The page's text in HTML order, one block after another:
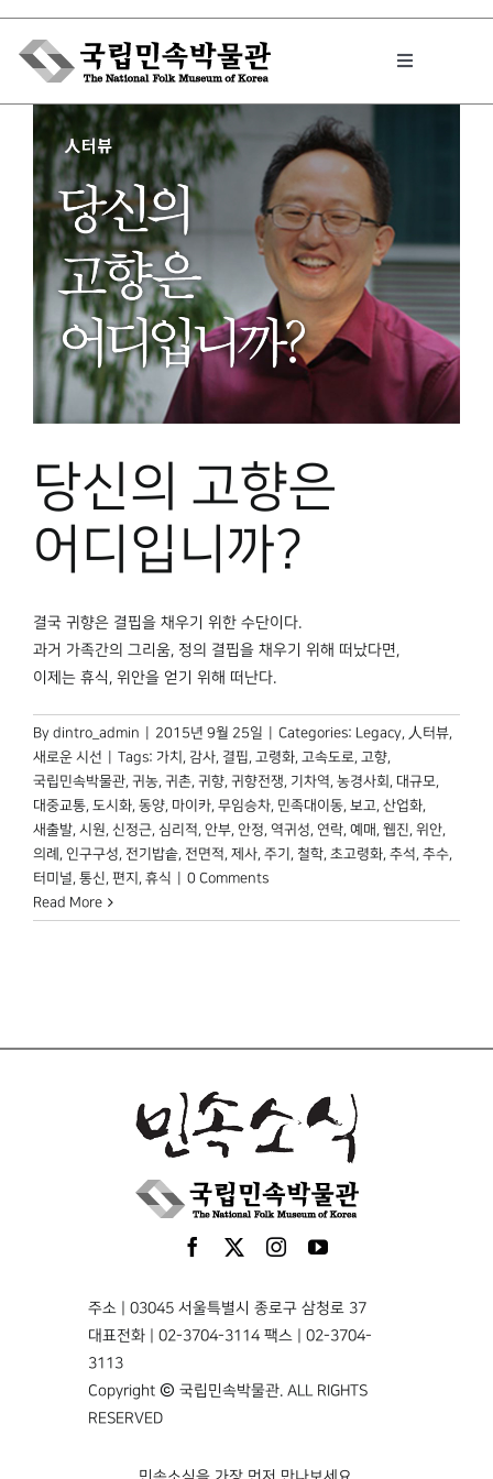
Skip
content
Toggle
박물관에서는
민속이야기
민속 인사이드
원문보기 PDF
박물관 홈페이지
당신의 고향은
어디입니까?
결국 귀향은 결핍을 채우기 위한 수단이다.
과거 가족간의 그리움, 정의 결핍을 채우기 위해 떠났다면,
이제는 휴식, 위안을 얻기 위해 떠난다.
By dintro_admin 2015년 9월 25일 Categories: Legacy, 人터뷰,
새로운 시선
Tags: 가치 , 감사, 결핍, 고령화, 고속도로, 고향,
국립민속박물관, 귀농, 귀촌, 귀향, 귀향전쟁, 기차역, 농경사회 , 대규모,
대중교통, 도시화, 동양, 마이카, 무임승차, 민족대이동, 보고, 산업화,
새출발, 시원, 신정근, 심리적, 안부, 안정, 역귀성, 연락, 예매 , 웹진, 위안,
의례 , 인구구성, 전기밥솥, 전면적, 제사, 주기 , 철학, 초고령화, 추석, 추수,
터미널, 통신, 편지 , 휴식
0 Comments
Read More
주소 | 03045 서울특별시 종로구 삼청로 37
대표전화 | 02-3704-3114 팩스 | 02-3704-
3113
Copyright © 국립민속박물관. ALL RIGHTS
RESERVED